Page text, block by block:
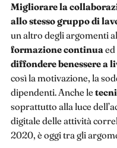
Migliorare la
allo stesso gruppo di
un altro degli argomenti al
formazione continua
diffondere benessere a
così la motivazione, la
dipendenti. Anche le
soprattutto alla luce
digitale delle attività
2020, è oggi tra gli